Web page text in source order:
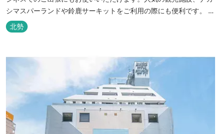
シマスパーランドや鈴鹿サーキットをご利用の際にも便利です。 和
食、イタリアン、中華と多彩な三重の味をどうぞお楽しみくださ
い。近鉄四日市駅から徒歩３分と、公共交通機関でのお越しにも大
北勢